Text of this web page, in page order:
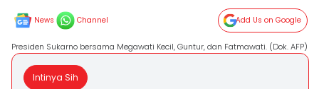
News Channel Add Us on Google
Presiden Sukarno bersama Megawati Kecil, Guntur, dan Fatmawati. (Dok. AFP)
Intinya Sih